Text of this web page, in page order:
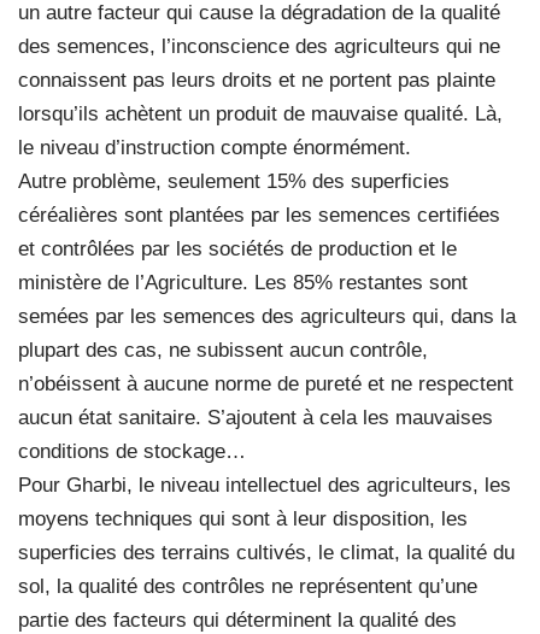
un autre facteur qui cause la dégradation de la qualité
des semences, l’inconscience des agriculteurs qui ne
connaissent pas leurs droits et ne portent pas plainte
lorsqu’ils achètent un produit de mauvaise qualité. Là,
le niveau d’instruction compte énormément.
Autre problème, seulement 15% des superficies
céréalières sont plantées par les semences certifiées
et contrôlées par les sociétés de production et le
ministère de l’Agriculture. Les 85% restantes sont
semées par les semences des agriculteurs qui, dans la
plupart des cas, ne subissent aucun contrôle,
n’obéissent à aucune norme de pureté et ne respectent
aucun état sanitaire. S’ajoutent à cela les mauvaises
conditions de stockage…
Pour Gharbi, le niveau intellectuel des agriculteurs, les
moyens techniques qui sont à leur disposition, les
superficies des terrains cultivés, le climat, la qualité du
sol, la qualité des contrôles ne représentent qu’une
partie des facteurs qui déterminent la qualité des